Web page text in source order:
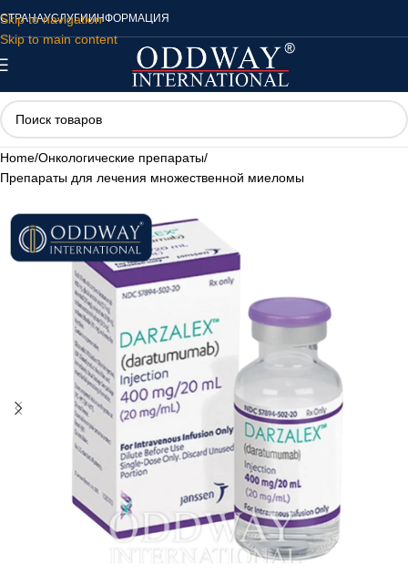
Skip to navigation
Skip to main content
СТРАНАУСЛУГИИНФОРМАЦИЯ
Home/Онкологические препараты/
Препараты для лечения множественной миеломы